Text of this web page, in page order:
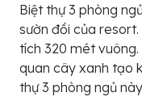
Biệt thự 3 phòng
sườn đồi của
tích 320 mét
quan cây xanh tạo
thự 3 phòng ngủ